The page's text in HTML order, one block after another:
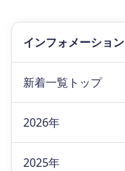
インフォメーション
新着一覧トップ
2026年
2025年